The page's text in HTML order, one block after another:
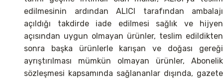
edilmesinin ardından ALICI tarafından ambalajı
açıldığı takdirde iade edilmesi sağlık ve hijyen
açısından uygun olmayan ürünler, teslim edildikten
sonra başka ürünlerle karışan ve doğası gereği
ayrıştırılması mümkün olmayan ürünler, Abonelik
sözleşmesi kapsamında sağlananlar dışında, gazete